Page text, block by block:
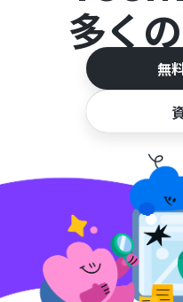
多く
無